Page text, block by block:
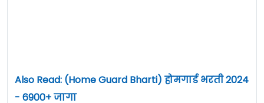
Also Read: (Home Guard Bharti) होमगार्ड भरती 2024
- 6900+ जागा